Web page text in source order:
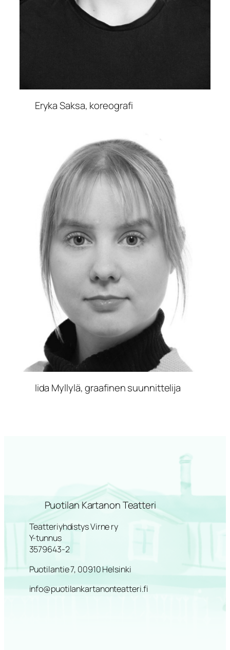
Eryka Saksa, koreografi
Iida Myllylä, graafinen suunnittelija
Puotilan Kartanon Teatteri
Teatteriyhdistys Virne ry
Y-tunnus
3579643-2
Puotilantie 7, 00910 Helsinki
info@puotilankartanonteatteri.fi